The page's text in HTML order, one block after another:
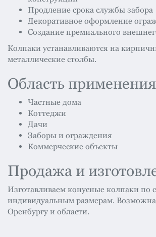
Продление срока службы забора
Декоративное оформление
Создание премиального
Колпаки устанавливаются на
металлические столбы.
Область применения
Частные дома
Коттеджи
Дачи
Заборы и ограждения
Коммерческие объекты
Продажа и
Изготавливаем конусные колпаки по
индивидуальным размерам. Возможна
Оренбургу и области.